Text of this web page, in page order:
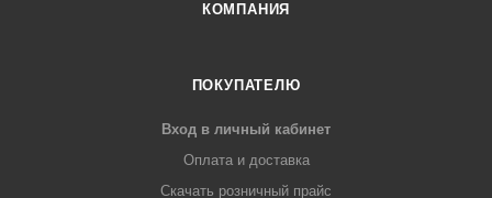
КОМПАНИЯ
ПОКУПАТЕЛЮ
Вход в личный кабинет
Оплата и доставка
Скачать розничный прайс